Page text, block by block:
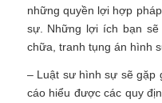
những quyền lợi hợp
sự. Những lợi ích bạn
chữa, tranh tụng án hình
– Luật sư hình sự sẽ gặp
cáo hiểu được các quy